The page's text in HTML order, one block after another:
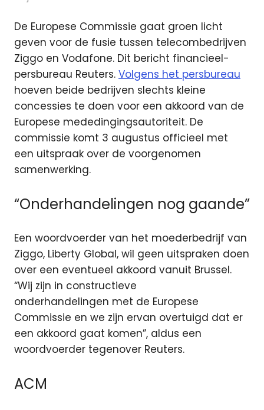
De Europese Commissie gaat groen licht
geven voor de fusie tussen telecombedrijven
Ziggo en Vodafone. Dit bericht financieel-
persbureau Reuters. Volgens het persbureau
hoeven beide bedrijven slechts kleine
concessies te doen voor een akkoord van de
Europese mededingingsautoriteit. De
commissie komt 3 augustus officieel met
een uitspraak over de voorgenomen
samenwerking.
“Onderhandelingen nog gaande”
Een woordvoerder van het moederbedrijf van
Ziggo, Liberty Global, wil geen uitspraken doen
over een eventueel akkoord vanuit Brussel.
“Wij zijn in constructieve
onderhandelingen met de Europese
Commissie en we zijn ervan overtuigd dat er
een akkoord gaat komen”, aldus een
woordvoerder tegenover Reuters.
ACM